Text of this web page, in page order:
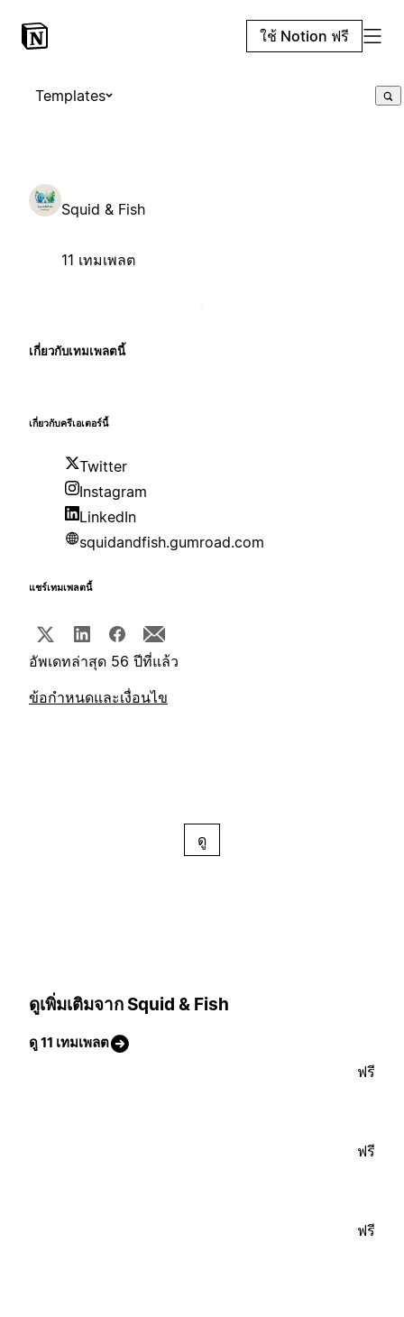
ใช้ Notion ฟรี
Templates
Squid & Fish
11 เทมเพลต
เกี่ยวกับเทมเพลตนี้
เกี่ยวกับครีเอเตอร์นี้
Twitter
Instagram
LinkedIn
squidandfish.gumroad.com
แชร์เทมเพลตนี้
อัพเดทล่าสุด 56 ปีที่แล้ว
ข้อกำหนดและเงื่อนไข
ดู
ดูเพิ่มเติมจาก Squid & Fish
ดู 11 เทมเพลต
ฟรี
ฟรี
ฟรี